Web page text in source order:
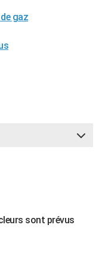
gaz
sont prévus